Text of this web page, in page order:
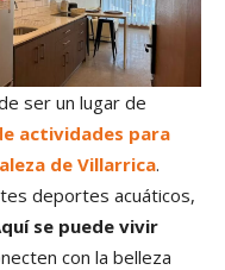
ser un lugar de
actividades para
de Villarrica.
deportes acuáticos,
se puede vivir
con la belleza